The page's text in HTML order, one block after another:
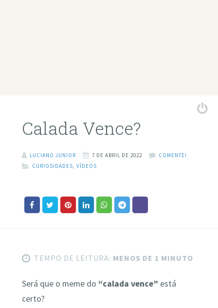
Calada Vence?
LUCIANO JUNIOR 7 DE ABRIL DE 2022
COMENTE!
CURIOSIDADES VÍDEOS
TEMPO DE LEITURA: MENOS DE 1 MINUTO
Será que o meme do “calada vence” está
certo?